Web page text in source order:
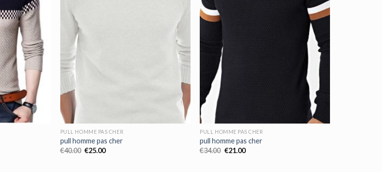
PULL HOMME PAS CHER
pull homme pas cher
€40.00 €25.00
PULL HOMME PAS CHER
pull homme pas cher
€34.00 €21.00